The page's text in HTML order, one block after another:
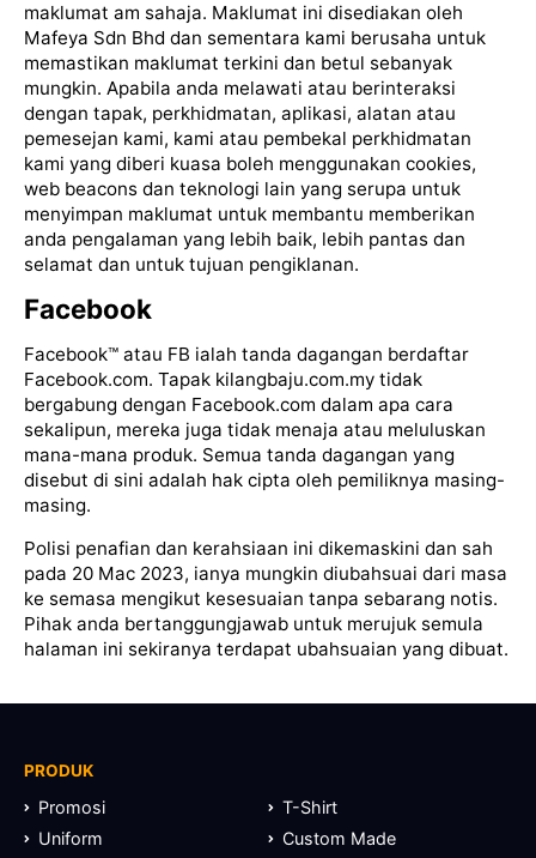
maklumat am sahaja. Maklumat ini disediakan oleh
Mafeya Sdn Bhd dan sementara kami berusaha untuk
memastikan maklumat terkini dan betul sebanyak
mungkin. Apabila anda melawati atau berinteraksi
dengan tapak, perkhidmatan, aplikasi, alatan atau
pemesejan kami, kami atau pembekal perkhidmatan
kami yang diberi kuasa boleh menggunakan cookies,
web beacons dan teknologi lain yang serupa untuk
menyimpan maklumat untuk membantu memberikan
anda pengalaman yang lebih baik, lebih pantas dan
selamat dan untuk tujuan pengiklanan.
Facebook
Facebook™️ atau FB ialah tanda dagangan berdaftar
Facebook.com. Tapak kilangbaju.com.my tidak
bergabung dengan Facebook.com dalam apa cara
sekalipun, mereka juga tidak menaja atau meluluskan
mana-mana produk. Semua tanda dagangan yang
disebut di sini adalah hak cipta oleh pemiliknya masing-
masing.
Polisi penafian dan kerahsiaan ini dikemaskini dan sah
pada 20 Mac 2023, ianya mungkin diubahsuai dari masa
ke semasa mengikut kesesuaian tanpa sebarang notis.
Pihak anda bertanggungjawab untuk merujuk semula
halaman ini sekiranya terdapat ubahsuaian yang dibuat.
PRODUK
Promosi
T-Shirt
Uniform
Custom Made